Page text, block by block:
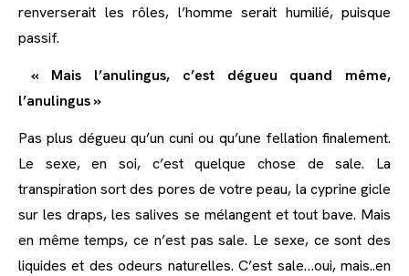
renverserait les rôles, l’homme serait humilié, puisque
passif.
« Mais l’anulingus, c’est dégueu quand même,
l’anulingus »
Pas plus dégueu qu’un cuni ou qu’une fellation finalement.
Le sexe, en soi, c’est quelque chose de sale. La
transpiration sort des pores de votre peau, la cyprine gicle
sur les draps, les salives se mélangent et tout bave. Mais
en même temps, ce n’est pas sale. Le sexe, ce sont des
liquides et des odeurs naturelles. C’est sale…oui, mais..en